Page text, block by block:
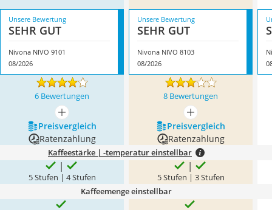
Unsere Bewertung
SEHR GUT
Nivona NIVO 9101
08/2026
Unsere Bewertung
SEHR GUT
Nivona NIVO 8103
08/2026
6 Bewertungen 8 Bewertungen
mehr anzeigen
mehr anzeigen
Preis­vergleich
Preis­vergleich
Ratenzahlung
Ratenzahlung
Kaffeestärke | -temperatur einstellbar
5 Stufen | 4 Stufen 5 Stufen | 3 Stufen
Kaffeemenge einstellbar